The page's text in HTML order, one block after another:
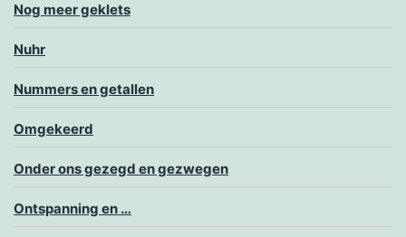
Nog meer geklets
Nuhr
Nummers en getallen
Omgekeerd
Onder ons gezegd en gezwegen
Ontspanning en …